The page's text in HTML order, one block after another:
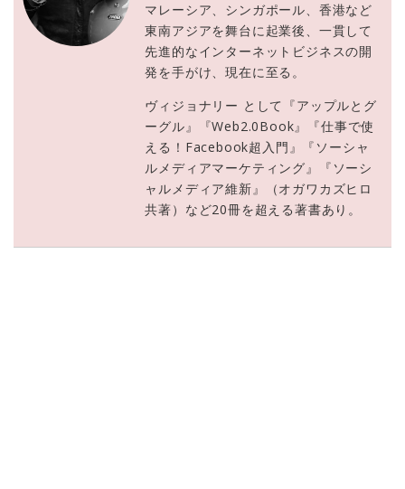
マレーシア、シンガポール、香港など
東南アジアを舞台に起業後、一貫して
先進的なインターネットビジネスの開
発を手がけ、現在に至る。
ヴィジョナリー として『アップルとグ
ーグル』『Web2.0Book』『仕事で使
える！Facebook超入門』『ソーシャ
ルメディアマーケティング』『ソーシ
ャルメディア維新』（オガワカズヒロ
共著）など20冊を超える著書あり。